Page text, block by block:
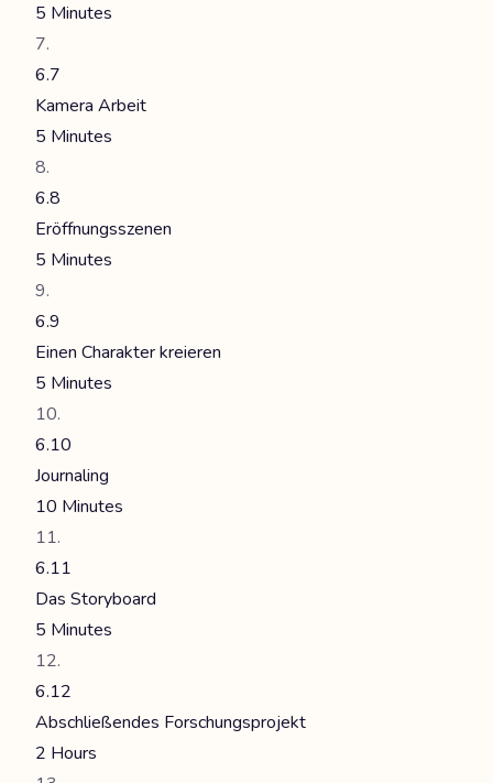
5 Minutes
6.7
Kamera Arbeit
5 Minutes
6.8
Eröffnungsszenen
5 Minutes
6.9
Einen Charakter kreieren
5 Minutes
6.10
Journaling
10 Minutes
6.11
Das Storyboard
5 Minutes
6.12
Abschließendes Forschungsprojekt
2 Hours